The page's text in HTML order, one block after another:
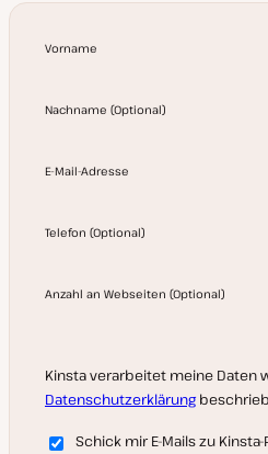
Vorname
Nachname (Optional)
E-Mail-Adresse
Telefon (Optional)
Anzahl an Webseiten (Optional)
Kinsta verarbeitet meine Daten
Datenschutzerklärung
Schick mir E-Mails zu